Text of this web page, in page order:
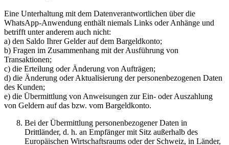
Eine Unterhaltung mit dem Datenverantwortlichen über die
WhatsApp-Anwendung enthält niemals Links oder Anhänge und
betrifft unter anderem auch nicht:
a) den Saldo Ihrer Gelder auf dem Bargeldkonto;
b) Fragen im Zusammenhang mit der Ausführung von
Transaktionen;
c) die Erteilung oder Änderung von Aufträgen;
d) die Änderung oder Aktualisierung der personenbezogenen Daten
des Kunden;
e) die Übermittlung von Anweisungen zur Ein- oder Auszahlung
von Geldern auf das bzw. vom Bargeldkonto.
Bei der Übermittlung personenbezogener Daten in
Drittländer, d. h. an Empfänger mit Sitz außerhalb des
Europäischen Wirtschaftsraums oder der Schweiz, in Länder,